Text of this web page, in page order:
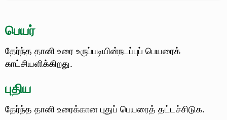
பெயர்
தேர்ந்த தானி உரை உருப்படியின்நடப்புப் பெயரைக்
காட்சியளிக்கிறது.‪‪
புதிய
தேர்ந்த தானி உரைக்கான புதுப் பெயரைத் தட்டச்சிடுக.